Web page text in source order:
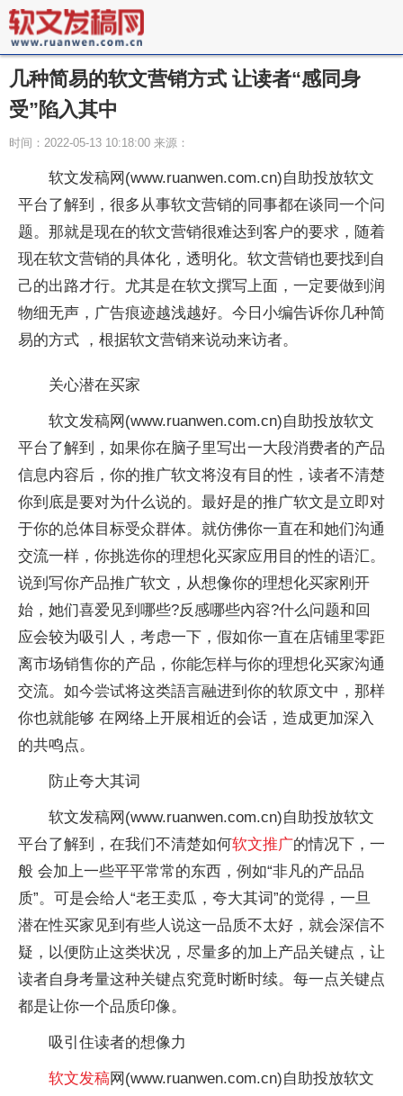
几种简易的软文营销方式 让读者“感同身
受”陷入其中
时间：2022-05-13 10:18:00 来源：
软文发稿网(www.ruanwen.com.cn)自助投放软文
平台了解到，很多从事软文营销的同事都在谈同一个问
题。那就是现在的软文营销很难达到客户的要求，随着
现在软文营销的具体化，透明化。软文营销也要找到自
己的出路才行。尤其是在软文撰写上面，一定要做到润
物细无声，广告痕迹越浅越好。今日小编告诉你几种简
易的方式 ，根据软文营销来说动来访者。
关心潜在买家
软文发稿网(www.ruanwen.com.cn)自助投放软文
平台了解到，如果你在脑子里写出一大段消费者的产品
信息内容后，你的推广软文将沒有目的性，读者不清楚
你到底是要对为什么说的。最好是的推广软文是立即对
于你的总体目标受众群体。就仿佛你一直在和她们沟通
交流一样，你挑选你的理想化买家应用目的性的语汇。
说到写你产品推广软文，从想像你的理想化买家刚开
始，她们喜爱见到哪些?反感哪些內容?什么问题和回
应会较为吸引人，考虑一下，假如你一直在店铺里零距
离市场销售你的产品，你能怎样与你的理想化买家沟通
交流。如今尝试将这类語言融进到你的软原文中，那样
你也就能够 在网络上开展相近的会话，造成更加深入
的共鸣点。
防止夸大其词
软文发稿网(www.ruanwen.com.cn)自助投放软文
平台了解到，在我们不清楚如何软文推广的情况下，一
般 会加上一些平平常常的东西，例如“非凡的产品品
质”。可是会给人“老王卖瓜，夸大其词”的觉得，一旦
潜在性买家见到有些人说这一品质不太好，就会深信不
疑，以便防止这类状况，尽量多的加上产品关键点，让
读者自身考量这种关键点究竟时断时续。每一点关键点
都是让你一个品质印像。
吸引住读者的想像力
软文发稿网(www.ruanwen.com.cn)自助投放软文